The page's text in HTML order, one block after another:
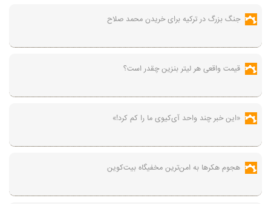
جنگ بزرگ در ترکیه برای خریدن محمد صلاح
قیمت واقعی هر لیتر بنزین چقدر است؟
«این خبر چند واحد آی‌کیوی ما را کم کرد!»
هجوم هکرها به امن‌ترین مخفیگاه بیت‌کوین